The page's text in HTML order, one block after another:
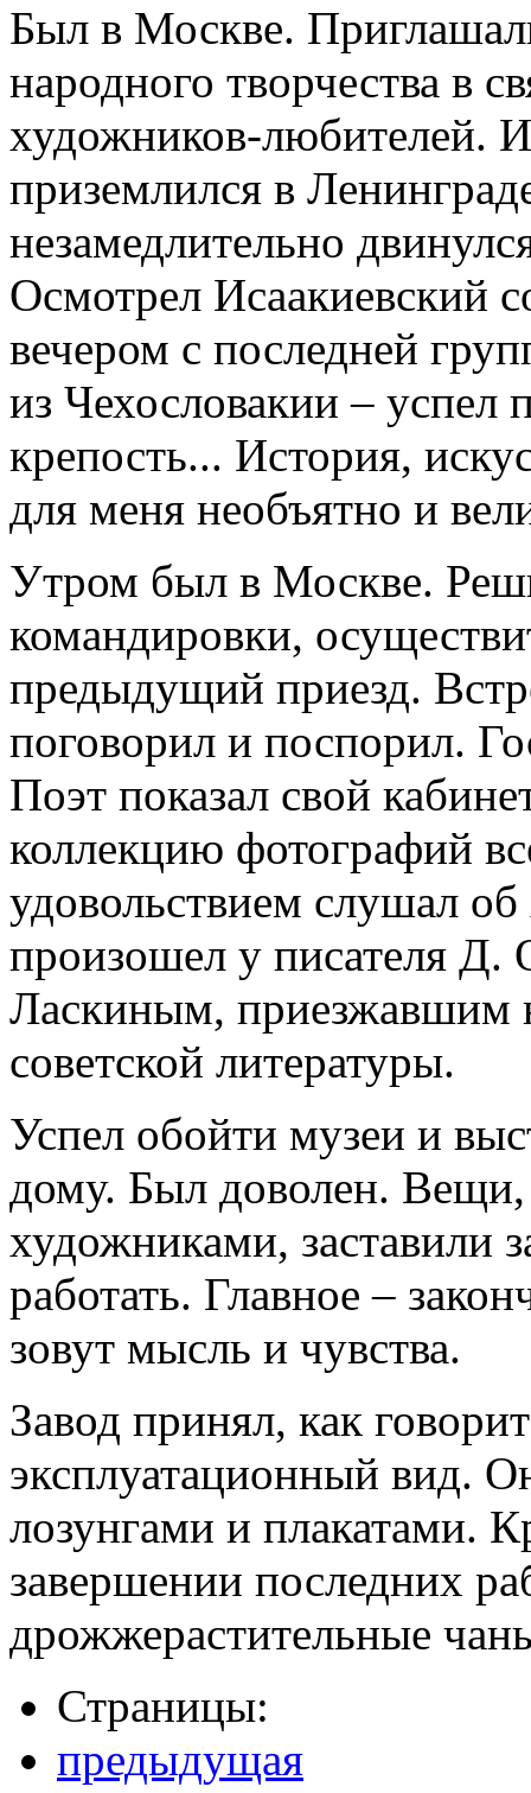
Был в Москве.
народного творчества в
художников-любителей.
приземлился в
незамедлительно
Осмотрел Исаакиевский
вечером с последней
из Чехословакии – успел
крепость... История,
для меня необъятно и
Утром был в Москве.
командировки,
предыдущий приезд.
поговорил и поспорил.
Поэт показал свой
коллекцию фотографий
удовольствием слушал
произошел у писателя Д.
Ласкиным, приезжавшим
советской литературы.
Успел обойти музеи и
дому. Был доволен.
художниками, заставили
работать. Главное –
зовут мысль и чувства.
Завод принял, как
эксплуатационный вид.
лозунгами и плакатами.
завершении последних
дрожжерастительные
Страницы:
предыдущая